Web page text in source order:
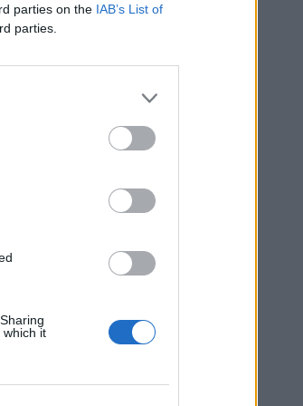
parties on the IAB’s List of
parties.
which it
a választások után
magyar kormány és mivel néz
olvasása előfizetéses